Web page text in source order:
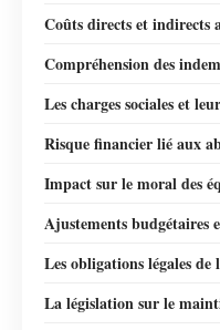
Coûts directs et indirects
Compréhension des
Les charges sociales et
Risque financier lié aux
Impact sur le moral des
Ajustements budgétaires
Les obligations légales de
La législation sur le